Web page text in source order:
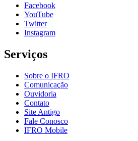
Facebook
YouTube
Twitter
Instagram
Serviços
Sobre o IFRO
Comunicação
Ouvidoria
Contato
Site Antigo
Fale Conosco
IFRO Mobile